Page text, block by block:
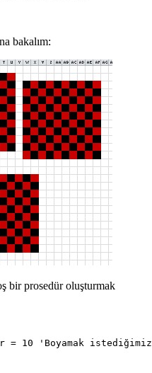
bakalım:
bir prosedür oluşturmak
= 10 'Boyamak